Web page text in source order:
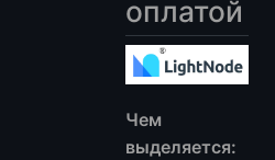
оплатой
Чем
выделяется: